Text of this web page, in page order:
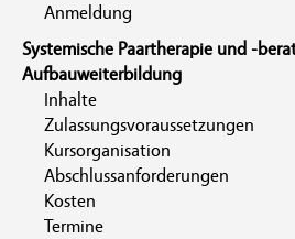
Anmeldung
Systemische Paartherapie und -
Aufbauweiterbildung
Inhalte
Zulassungsvoraussetzungen
Kursorganisation
Abschlussanforderungen
Kosten
Termine